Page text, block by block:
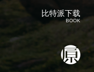
比特派下载
BOOK